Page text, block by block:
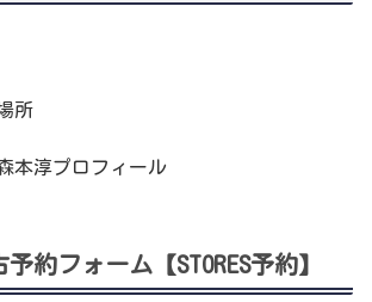
所
本淳プロフィール
約フォーム【STORES予約】